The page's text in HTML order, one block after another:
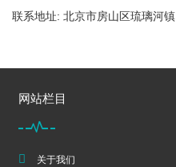
联系地址: 北京市房山区琉璃河镇
网站栏目
关于我们